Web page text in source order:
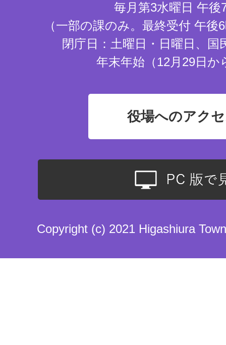
毎月第3水曜日 午後
（一部の課のみ。最終受付 午
閉庁日：土曜日・日曜日、国
年末年始（12月29日か
役場へのアク
Copyright (c) 2021 Higashiura